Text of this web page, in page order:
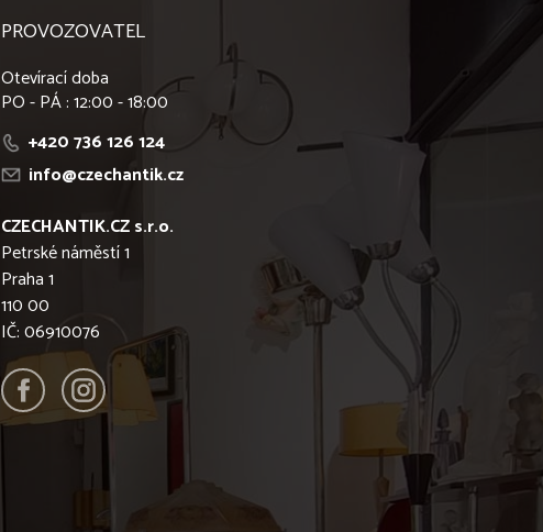
PROVOZOVATEL
Otevírací doba
PO - PÁ : 12:00 - 18:00
+420 736 126 124
info@czechantik.cz
CZECHANTIK.CZ s.r.o.
Petrské náměstí 1
Praha 1
110 00
IČ: 06910076